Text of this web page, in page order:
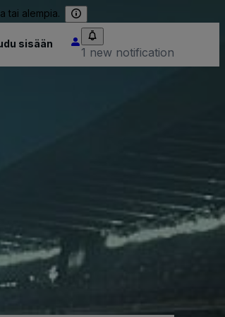
tai alempia.
sisään
1 new notification